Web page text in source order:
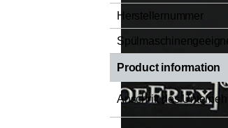
Herstellernummer
Product information
Anschrift des